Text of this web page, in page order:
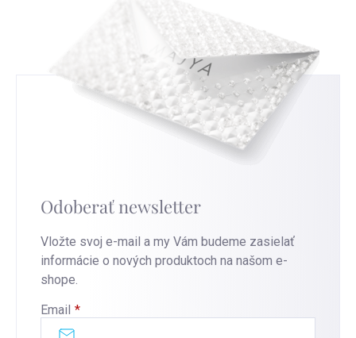
Odoberať newsletter
Vložte svoj e-mail a my Vám budeme zasielať
informácie o nových produktoch na našom e-
shope.
Email